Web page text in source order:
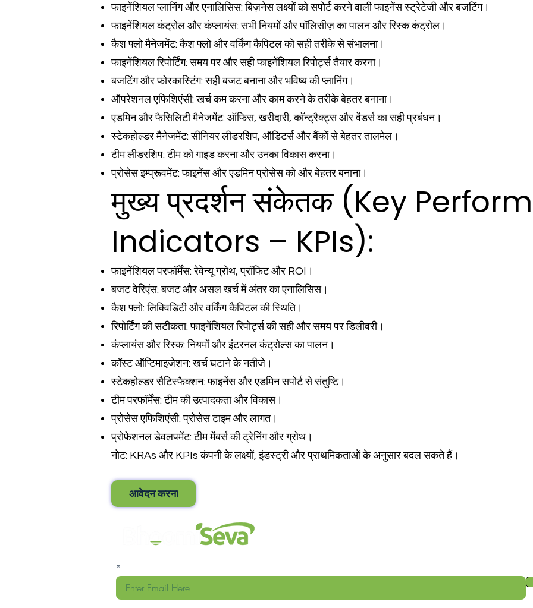
फाइनेंशियल प्लानिंग और एनालिसिस: बिज़नेस लक्ष्यों को सपोर्ट करने वाली फाइनेंस स्ट्रेटेजी और बजटिंग।
फाइनेंशियल कंट्रोल और कंप्लायंस: सभी नियमों और पॉलिसीज़ का पालन और रिस्क कंट्रोल।
कैश फ्लो मैनेजमेंट: कैश फ्लो और वर्किंग कैपिटल को सही तरीके से संभालना।
फाइनेंशियल रिपोर्टिंग: समय पर और सही फाइनेंशियल रिपोर्ट्स तैयार करना।
बजटिंग और फोरकास्टिंग: सही बजट बनाना और भविष्य की प्लानिंग।
ऑपरेशनल एफिशिएंसी: खर्च कम करना और काम करने के तरीके बेहतर बनाना।
एडमिन और फैसिलिटी मैनेजमेंट: ऑफिस, खरीदारी, कॉन्ट्रैक्ट्स और वेंडर्स का सही प्रबंधन।
स्टेकहोल्डर मैनेजमेंट: सीनियर लीडरशिप, ऑडिटर्स और बैंकों से बेहतर तालमेल।
टीम लीडरशिप: टीम को गाइड करना और उनका विकास करना।
प्रोसेस इम्प्रूवमेंट: फाइनेंस और एडमिन प्रोसेस को और बेहतर बनाना।
मुख्य प्रदर्शन संकेतक (Key
Indicators – KPIs):
फाइनेंशियल परफॉर्मेंस: रेवेन्यू ग्रोथ, प्रॉफिट और ROI।
बजट वेरिएंस: बजट और असल खर्च में अंतर का एनालिसिस।
कैश फ्लो: लिक्विडिटी और वर्किंग कैपिटल की स्थिति।
रिपोर्टिंग की सटीकता: फाइनेंशियल रिपोर्ट्स की सही और समय पर डिलीवरी।
कंप्लायंस और रिस्क: नियमों और इंटरनल कंट्रोल्स का पालन।
कॉस्ट ऑप्टिमाइजेशन: खर्च घटाने के नतीजे।
स्टेकहोल्डर सैटिस्फैक्शन: फाइनेंस और एडमिन सपोर्ट से संतुष्टि।
टीम परफॉर्मेंस: टीम की उत्पादकता और विकास।
प्रोसेस एफिशिएंसी: प्रोसेस टाइम और लागत।
प्रोफेशनल डेवलपमेंट: टीम मेंबर्स की ट्रेनिंग और ग्रोथ।
नोट: KRAs और KPIs कंपनी के लक्ष्यों, इंडस्ट्री और प्राथमिकताओं के अनुसार बदल सकते हैं।
आवेदन करना
हमारी ईमेल सूची में शामिल हों और हमारे ग्राहकों के लिए विशेष रूप से उपलब्ध विशेष सौदों तक पहुंच प्राप्त करें।